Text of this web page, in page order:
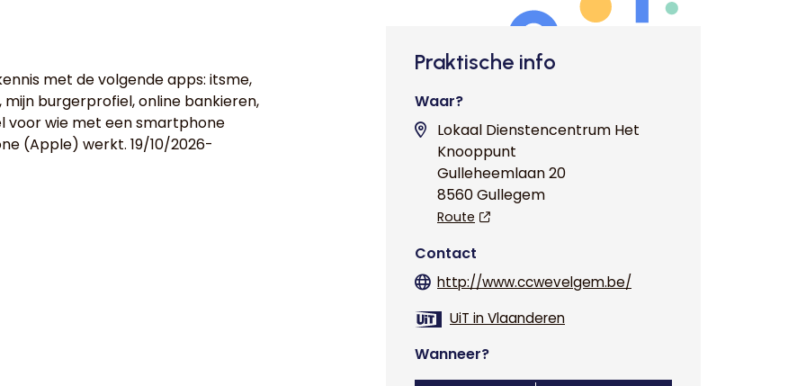
met de volgende apps: itsme,
burgerprofiel, online bankieren,
voor wie met een smartphone
(Apple) werkt. 19/10/2026-
Praktische info
Waar?
Lokaal Dienstencentrum Het
Knooppunt
Gulleheemlaan 20
8560 Gullegem
Route
Contact
http://www.ccwevelgem.be/
UiT in Vlaanderen
Wanneer?